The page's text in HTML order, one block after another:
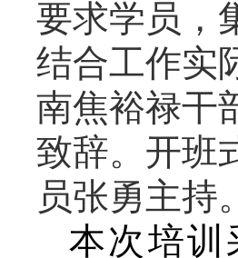
要求学员，
结合工作实
南焦裕禄干
致辞。开班
员张勇主持。
本次培训